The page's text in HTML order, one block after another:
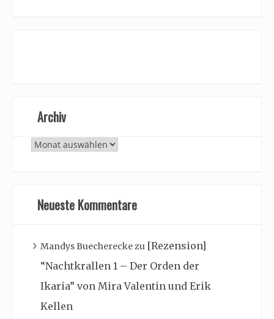
Archiv
Archiv
Neueste Kommentare
Mandys Buechereckezu [Rezension]
“Nachtkrallen 1 – Der Orden der
Ikaria” von Mira Valentin und Erik
Kellen